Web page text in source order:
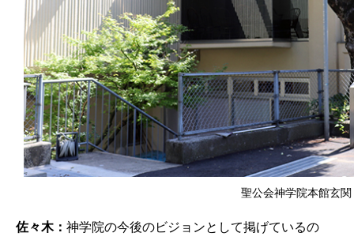
聖公会神学院本館玄関
佐々木： 神学院の今後のビジョンとして掲げているの